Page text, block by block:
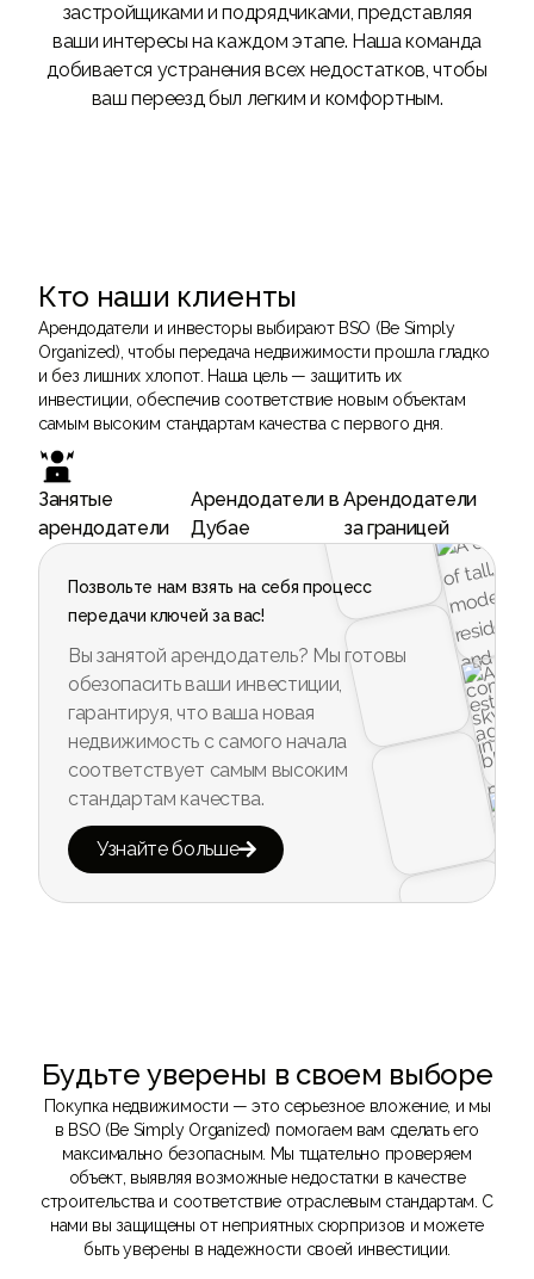
застройщиками и подрядчиками, представляя
ваши интересы на каждом этапе. Наша команда
добивается устранения всех недостатков, чтобы
ваш переезд был легким и комфортным.
Кто наши клиенты
Арендодатели и инвесторы выбирают BSO (Be Simply
Organized), чтобы передача недвижимости прошла гладко
и без лишних хлопот. Наша цель — защитить их
инвестиции, обеспечив соответствие новым объектам
самым высоким стандартам качества с первого дня.
Занятые
арендодатели
Арендодатели в
Дубае
Арендодатели
за границей
Позвольте нам взять на себя процесс
передачи ключей за вас!
Вы занятой арендодатель? Мы готовы
обезопасить ваши инвестиции,
гарантируя, что ваша новая
недвижимость с самого начала
соответствует самым высоким
стандартам качества.
Узнайте больше
Будьте уверены в своем выборе
Покупка недвижимости — это серьезное вложение, и мы
в BSO (Be Simply Organized) помогаем вам сделать его
максимально безопасным. Мы тщательно проверяем
объект, выявляя возможные недостатки в качестве
строительства и соответствие отраслевым стандартам. С
нами вы защищены от неприятных сюрпризов и можете
быть уверены в надежности своей инвестиции.